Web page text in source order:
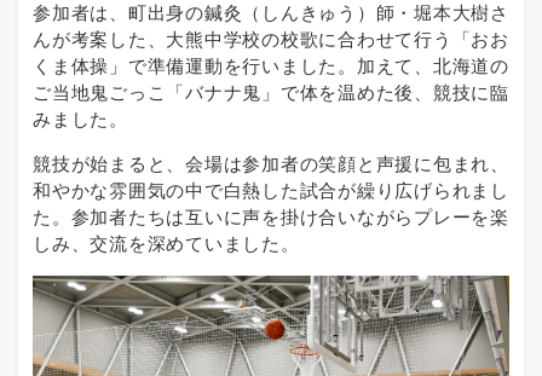
参加者は、町出身の鍼灸（しんきゅう）師・堀本大樹さ
んが考案した、大熊中学校の校歌に合わせて行う「おお
くま体操」で準備運動を行いました。加えて、北海道の
ご当地鬼ごっこ「バナナ鬼」で体を温めた後、競技に臨
みました。
競技が始まると、会場は参加者の笑顔と声援に包まれ、
和やかな雰囲気の中で白熱した試合が繰り広げられまし
た。参加者たちは互いに声を掛け合いながらプレーを楽
しみ、交流を深めていました。